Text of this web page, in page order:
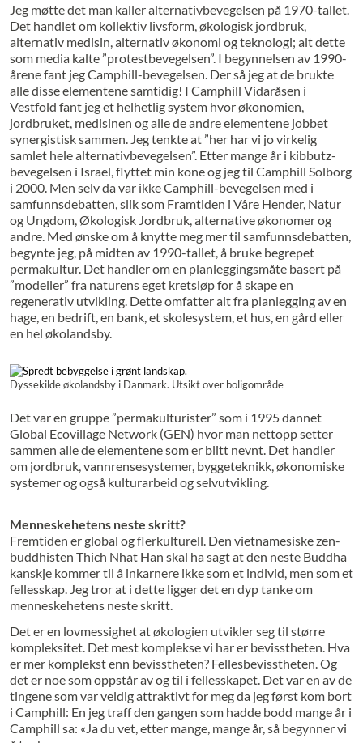
Jeg møtte det man kaller alternativbevegelsen på 1970-tallet.
Det handlet om kollektiv livsform, økologisk jordbruk,
alternativ medisin, alternativ økonomi og teknologi; alt dette
som media kalte ”protestbevegelsen”. I begynnelsen av 1990-
årene fant jeg Camphill-bevegelsen. Der så jeg at de brukte
alle disse elementene samtidig! I Camphill Vidaråsen i
Vestfold fant jeg et helhetlig system hvor økonomien,
jordbruket, medisinen og alle de andre elementene jobbet
synergistisk sammen. Jeg tenkte at ”her har vi jo virkelig
samlet hele alternativbevegelsen”. Etter mange år i kibbutz-
bevegelsen i Israel, flyttet min kone og jeg til Camphill Solborg
i 2000. Men selv da var ikke Camphill-bevegelsen med i
samfunnsdebatten, slik som Framtiden i Våre Hender, Natur
og Ungdom, Økologisk Jordbruk, alternative økonomer og
andre. Med ønske om å knytte meg mer til samfunnsdebatten,
begynte jeg, på midten av 1990-tallet, å bruke begrepet
permakultur. Det handler om en planleggingsmåte basert på
”modeller” fra naturens eget kretsløp for å skape en
regenerativ utvikling. Dette omfatter alt fra planlegging av en
hage, en bedrift, en bank, et skolesystem, et hus, en gård eller
en hel økolandsby.
Dyssekilde økolandsby i Danmark. Utsikt over boligområde
Det var en gruppe ”permakulturister” som i 1995 dannet
Global Ecovillage Network (GEN) hvor man nettopp setter
sammen alle de elementene som er blitt nevnt. Det handler
om jordbruk, vannrensesystemer, byggeteknikk, økonomiske
systemer og også kulturarbeid og selvutvikling.
Menneskehetens neste skritt?
Fremtiden er global og flerkulturell. Den vietnamesiske zen-
buddhisten Thich Nhat Han skal ha sagt at den neste Buddha
kanskje kommer til å inkarnere ikke som et individ, men som et
fellesskap. Jeg tror at i dette ligger det en dyp tanke om
menneskehetens neste skritt.
Det er en lovmessighet at økologien utvikler seg til større
kompleksitet. Det mest komplekse vi har er bevisstheten. Hva
er mer komplekst enn bevisstheten? Fellesbevisstheten. Og
det er noe som oppstår av og til i fellesskapet. Det var en av de
tingene som var veldig attraktivt for meg da jeg først kom bort
i Camphill: En jeg traff den gangen som hadde bodd mange år i
Camphill sa: «Ja du vet, etter mange, mange år, så begynner vi